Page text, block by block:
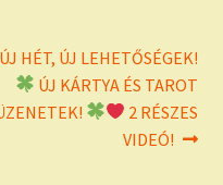
Next
post:
ÚJ HÉT, ÚJ LEHETŐSÉGEK!
ÚJ KÁRTYA ÉS TAROT
2 RÉSZES
VIDEÓ!